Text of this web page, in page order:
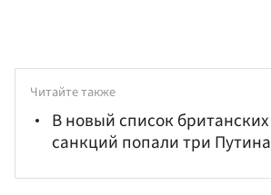
Читайте также
В новый список британских
санкций попали три Путина